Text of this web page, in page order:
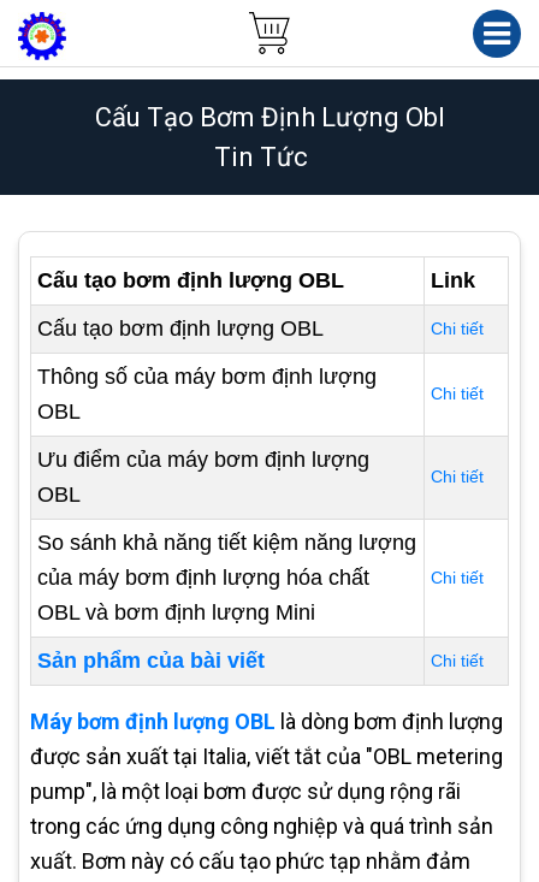
Cấu Tạo Bơm Định Lượng Obl
Tin Tức
Cấu tạo bơm định lượng OBL
Link
Cấu tạo bơm định lượng OBL
Chi tiết
Thông số của máy bơm định lượng
OBL
Chi tiết
Ưu điểm của máy bơm định lượng
OBL
Chi tiết
So sánh khả năng tiết kiệm năng lượng
của máy bơm định lượng hóa chất
OBL và bơm định lượng Mini
Chi tiết
Sản phẩm của bài viết Chi tiết
Máy bơm định lượng OBL là dòng bơm định lượng
được sản xuất tại Italia, viết tắt của "OBL metering
pump", là một loại bơm được sử dụng rộng rãi
trong các ứng dụng công nghiệp và quá trình sản
xuất. Bơm này có cấu tạo phức tạp nhằm đảm